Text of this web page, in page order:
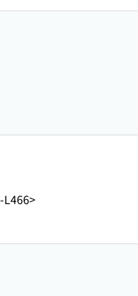
L466>